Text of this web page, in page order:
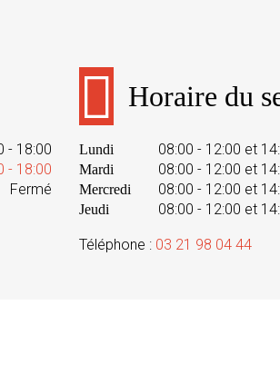
- 18:00
- 18:00
Fermé
Horaire du
Lundi 08:00 - 12:00 et
Mardi 08:00 - 12:00 et
Mercredi 08:00 - 12:00 et
Jeudi 08:00 - 12:00 et
Téléphone : 03 21 98 04 44